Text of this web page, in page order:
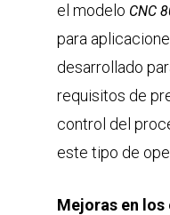
el modelo CNC
para
desarrollado
requisitos de
control del
este tipo de
Mejoras en los